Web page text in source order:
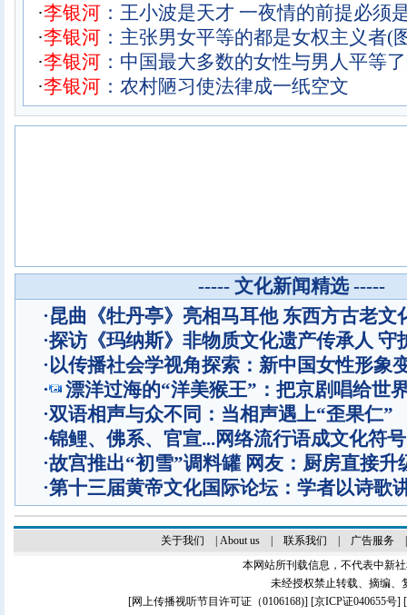
·李银河 ：王小波是天才 一夜情的前提必须
·李银河 ：主张男女平等的都是女权主义者(
·李银河 ：中国最大多数的女性与男人平等
·李银河 ：农村陋习使法律成一纸空文
----- 文化新闻精选 -----
·昆曲《牡丹亭》亮相马耳他 东西方古老文
·探访《玛纳斯》非物质文化遗产传承人 守
·以传播社会学视角探索：新中国女性形象
·
漂洋过海的“洋美猴王”：把京剧唱给世
·双语相声与众不同：当相声遇上“歪果仁”
·锦鲤、佛系、官宣...网络流行语成文化符号
·故宫推出“初雪”调料罐 网友：厨房直接升
·第十三届黄帝文化国际论坛：学者以诗歌
关于我们 About us| 联系我们 广告服务
本网站所刊载信息，不代表中新
未经授权禁止转载、摘编、
[网上传播视听节目许可证（0106168)] [京ICP证040655号]